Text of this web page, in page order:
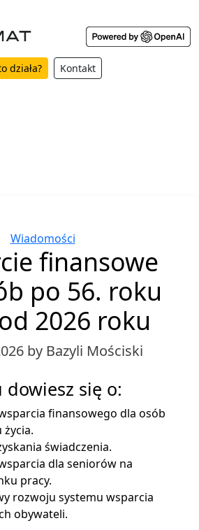
działa? Kontakt
Categories
Wiadomości
finansowe
po 56. roku
2026 roku
by Bazyli Mościski
dowiesz się o:
finansowego dla osób
życia.
świadczenia.
dla seniorów na
pracy.
rozwoju systemu wsparcia
obywateli.